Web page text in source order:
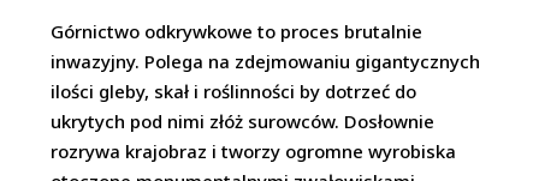
Górnictwo odkrywkowe to proces brutalnie
inwazyjny. Polega na zdejmowaniu gigantycznych
ilości gleby, skał i roślinności by dotrzeć do
ukrytych pod nimi złóż surowców. Dosłownie
rozrywa krajobraz i tworzy ogromne wyrobiska